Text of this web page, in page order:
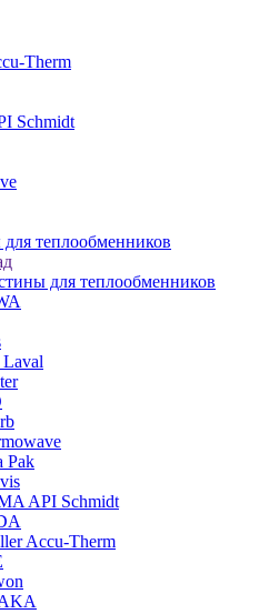
Therm
Schmidt
теплообменников
для теплообменников
Pak
API Schmidt
Accu-Therm